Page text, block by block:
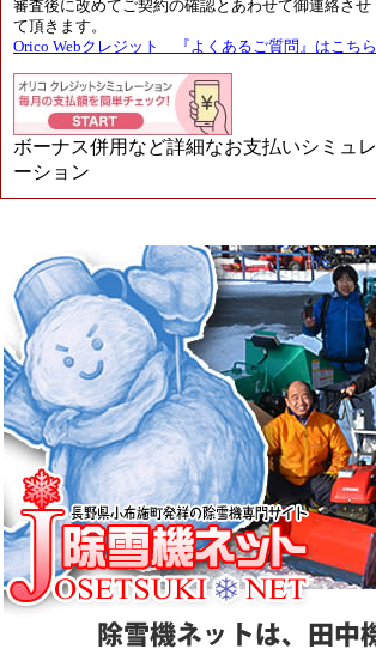
審査後に改めてご契約の確認とあわせて御連絡させ
て頂きます。
Orico Webクレジット 『よくあるご質問』はこちら
ボーナス併用など詳細なお支払いシミュレ
ーション